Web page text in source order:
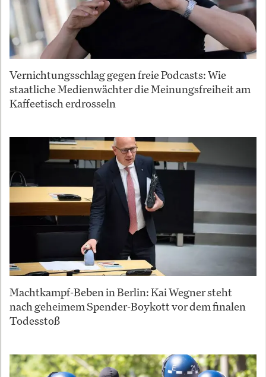
Vernichtungsschlag gegen freie Podcasts: Wie
staatliche Medienwächter die Meinungsfreiheit am
Kaffeetisch erdrosseln
Machtkampf-Beben in Berlin: Kai Wegner steht
nach geheimem Spender-Boykott vor dem finalen
Todesstoß